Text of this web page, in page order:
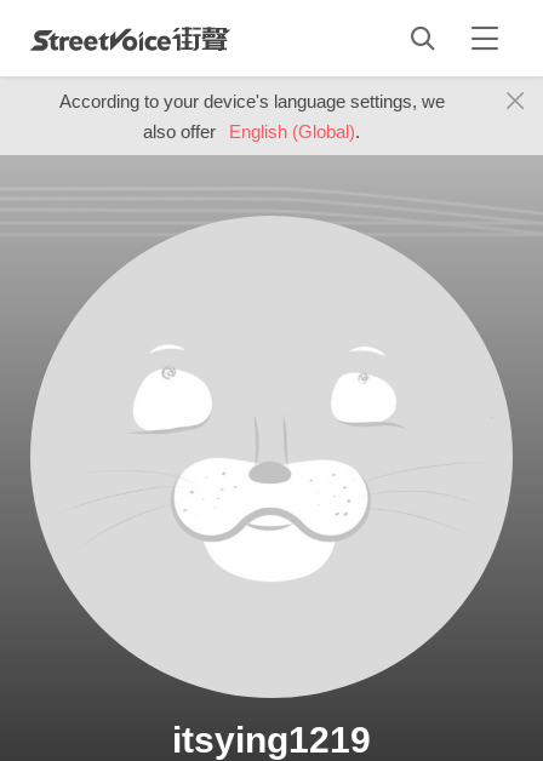
According to your device's language settings, we
also offer
English (Global).
itsying1219